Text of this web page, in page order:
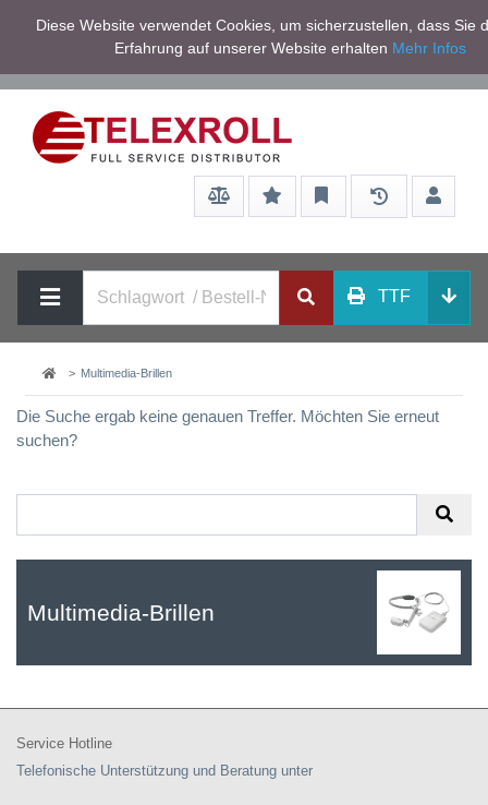
Service/Hilfe
Netto zzgl.
Mwst
TTF
Multimedia-Brillen
Die Suche ergab keine genauen Treffer. Möchten Sie erneut
suchen?
Multimedia-Brillen
Service Hotline
Telefonische Unterstützung und Beratung unter
Diese Website verwendet Cookies, um sicherzustellen, dass Sie
Erfahrung auf unserer Website erhalten Mehr Infos